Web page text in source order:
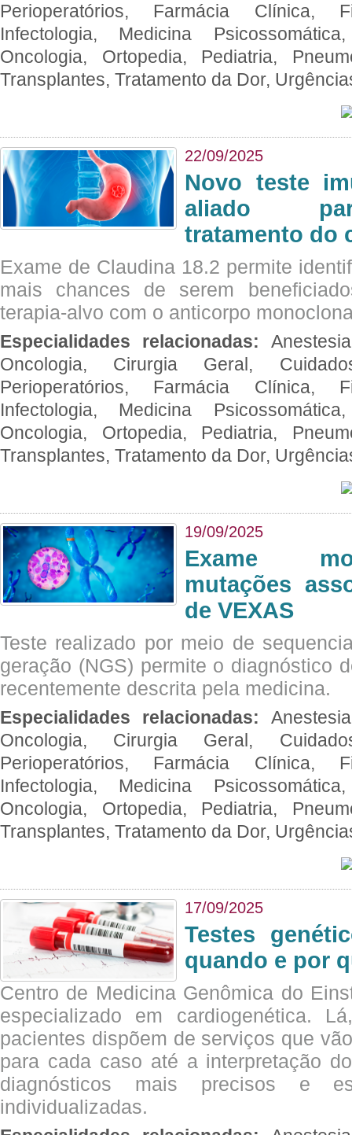
Perioperatórios, Farmácia Clínica,
Infectologia, Medicina
Oncologia, Ortopedia, Pediatria,
Transplantes, Tratamento da Dor,
22/09/2025
Novo teste
aliado
tratamento do
Exame de Claudina 18.2 permite
mais chances de serem
terapia-alvo com o anticorpo
Especialidades relacionadas:
Oncologia, Cirurgia Geral,
Perioperatórios, Farmácia Clínica,
Infectologia, Medicina
Oncologia, Ortopedia, Pediatria,
Transplantes, Tratamento da Dor,
19/09/2025
Exame
mutações
de VEXAS
Teste realizado por meio de
geração (NGS) permite o diagnóstico
recentemente descrita pela medicina.
Especialidades relacionadas:
Oncologia, Cirurgia Geral,
Perioperatórios, Farmácia Clínica,
Infectologia, Medicina
Oncologia, Ortopedia, Pediatria,
Transplantes, Tratamento da Dor,
17/09/2025
Testes
quando e por
Centro de Medicina Genômica do
especializado em cardiogenética.
pacientes dispõem de serviços que
para cada caso até a interpretação
diagnósticos mais precisos e
individualizadas.